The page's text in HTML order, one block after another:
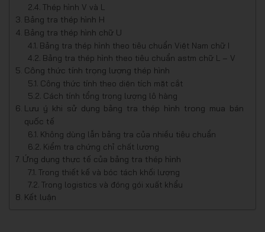
Thép hình V và L
Bảng tra thép hình H
Bảng tra thép hình chữ U
Bảng tra thép hình theo tiêu chuẩn Việt Nam chữ I
Bảng tra thép hình theo tiêu chuẩn astm chữ L – V
Công thức tính trọng lượng thép hình
Công thức tính theo diện tích mặt cắt
Cách tính tổng trọng lượng lô hàng
Lưu ý khi sử dụng bảng tra thép hình trong mua bán
quốc tế
Không dùng lẫn bảng tra của nhiều tiêu chuẩn
Kiểm tra chứng chỉ chất lượng
Ứng dụng thực tế của bảng tra thép hình
Trong thiết kế và bóc tách khối lượng
Trong logistics và đóng gói xuất khẩu
Kết luận